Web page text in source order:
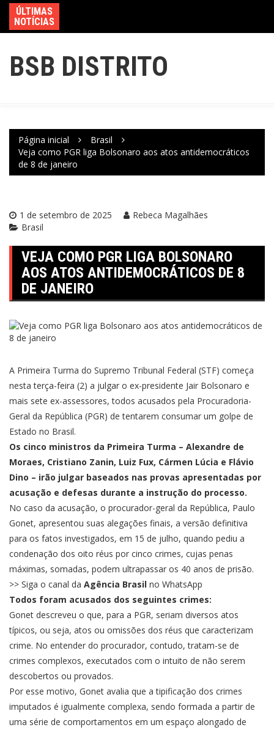
ÚLTIMAS
NOTÍCIAS
BSB DISTRITO
Página inicial
Brasil
Veja como PGR liga Bolsonaro aos atos antidemocráticos
de 8 de janeiro
1 de setembro de 2025
Rebeca Magalhães
Brasil
VEJA COMO PGR LIGA BOLSONARO
AOS ATOS ANTIDEMOCRÁTICOS DE 8
DE JANEIRO
A Primeira Turma do Supremo Tribunal Federal (STF) começa
nesta terça-feira (2) a julgar o ex-presidente Jair Bolsonaro e
mais sete ex-assessores, todos acusados pela Procuradoria-
Geral da República (PGR) de tentarem consumar um golpe de
Estado no Brasil.
Os cinco ministros da Primeira Turma – Alexandre de
Moraes, Cristiano Zanin, Luiz Fux, Cármen Lúcia e Flávio
Dino – irão julgar baseados nas provas apresentadas por
acusação e defesas durante a instrução do processo.
No caso da acusação, o procurador-geral da República, Paulo
Gonet, apresentou suas alegações finais, a versão definitiva
para os fatos investigados, em 15 de julho, quando pediu a
condenação dos oito réus por cinco crimes, cujas penas
máximas, somadas, podem ultrapassar os 40 anos de prisão.
>> Siga o canal da Agência Brasil no WhatsApp
Todos foram acusados dos seguintes crimes:
Gonet descreveu o que, para a PGR, seriam diversos atos
típicos, ou seja, atos ou omissões dos réus que caracterizam
crime. No entender do procurador, contudo, tratam-se de
crimes complexos, executados com o intuito de não serem
descobertos ou provados.
Por esse motivo, Gonet avalia que a tipificação dos crimes
imputados é igualmente complexa, sendo formada a partir de
uma série de comportamentos em um espaço alongado de